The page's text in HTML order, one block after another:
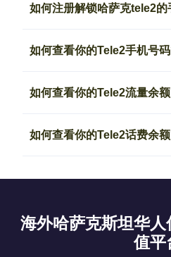
如何注册解锁哈萨克tele2的
如何查看你的Tele2手机号
如何查看你的Tele2流量余
如何查看你的Tele2话费余
海外哈萨克斯坦华
值平